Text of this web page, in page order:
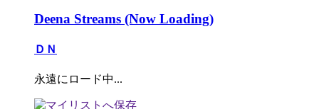
Deena Streams (Now Loading)
ＤＮ
永遠にロード中...